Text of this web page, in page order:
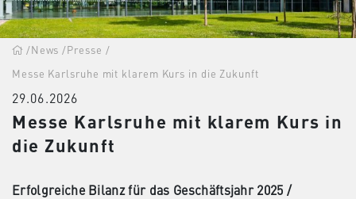
/News/Presse /
Messe Karlsruhe mit klarem Kurs in die Zukunft
29.06.2026
Messe Karlsruhe mit klarem Kurs in
die Zukunft
Erfolgreiche Bilanz für das Geschäftsjahr 2025 /